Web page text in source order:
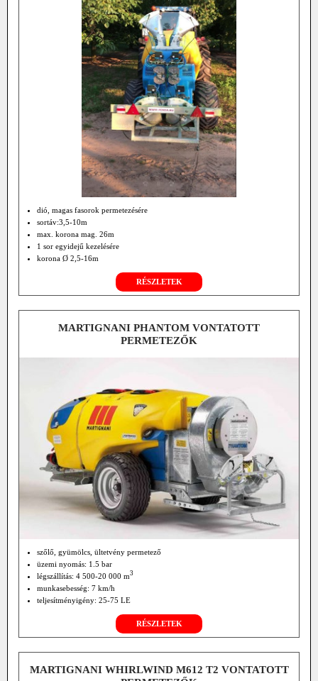
dió, magas fasorok permetezésére
sortáv:3,5-10m
max. korona mag. 26m
1 sor egyidejű kezelésére
korona Ø 2,5-16m
haladási sebesség 2,5-4km/h
ventilátor légszáll. 26000 m3/h
TLT 540/min
RÉSZLETEK
MARTIGNANI PHANTOM VONTATOTT
PERMETEZŐK
szőlő, gyümölcs, ültetvény permetező
üzemi nyomás: 1.5 bar
légszállítás: 4 500-20 000 m3
munkasebesség: 7 km/h
teljesítményigény: 25-75 LE
RÉSZLETEK
MARTIGNANI WHIRLWIND M612 T2 VONTATOTT